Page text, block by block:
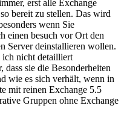
erst alle Exchange
bereit zu stellen. Das wird
wenn Sie
einen besuch vor Ort den
Server deinstallieren wollen.
ich nicht detailliert
dass sie die Besonderheiten
wie es sich verhält, wenn in
mit reinen Exchange 5.5
Gruppen ohne Exchange